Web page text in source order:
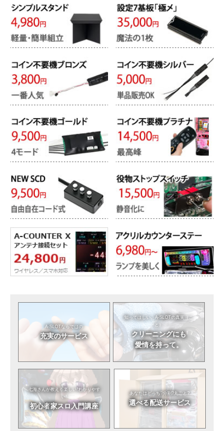
A-SLOTならではの
充実のサービス
知ってほしい。A-SLOTの真実（こ
と）
クリーニングにも
愛情を持って。
七海さんが教える楽しい!わかりやす
い!
初心者家スロ入門講座
あなたはどっち?分割?丸ごと?
選べる配送サービス